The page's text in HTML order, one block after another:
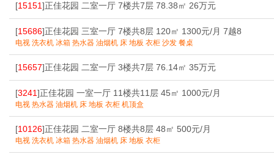
[15151]正佳花园 二室一厅 7楼共7层 78.38㎡ 26万元
[15686]正佳花园 三室一厅 7楼共8层 120㎡ 1300元/月 7越8
电视 洗衣机 冰箱 热水器 油烟机 床 地板 衣柜 沙发 餐桌
[15657]正佳花园 二室一厅 3楼共7层 76.14㎡ 35万元
[3241]正佳花园 一室一厅 11楼共11层 45㎡ 1000元/月
电视 热水器 油烟机 床 地板 衣柜 机顶盒
[10126]正佳花园 二室一厅 8楼共8层 48㎡ 500元/月
电视 洗衣机 冰箱 热水器 油烟机 床 地板 衣柜